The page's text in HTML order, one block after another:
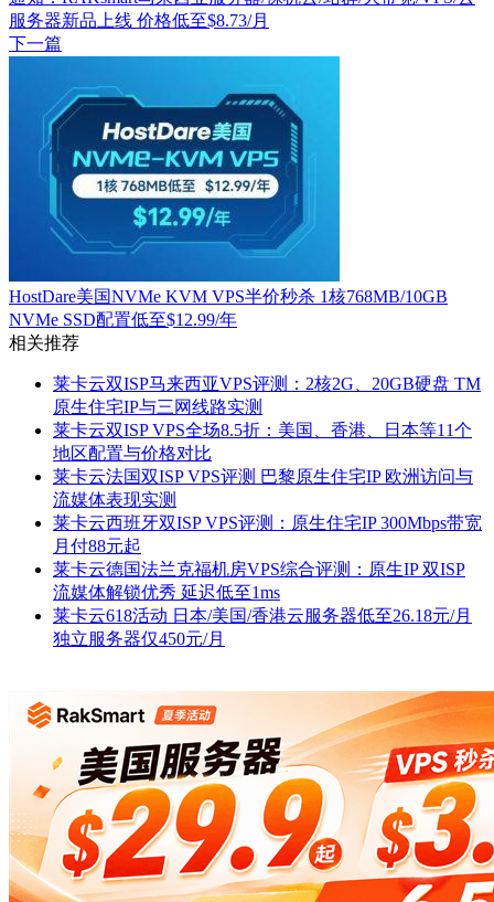
服务器新品上线 价格低至$8.73/月
下一篇
HostDare美国NVMe KVM VPS半价秒杀 1核768MB/10GB
NVMe SSD配置低至$12.99/年
相关推荐
莱卡云双ISP马来西亚VPS评测：2核2G、20GB硬盘 TM
原生住宅IP与三网线路实测
莱卡云双ISP VPS全场8.5折：美国、香港、日本等11个
地区配置与价格对比
莱卡云法国双ISP VPS评测 巴黎原生住宅IP 欧洲访问与
流媒体表现实测
莱卡云西班牙双ISP VPS评测：原生住宅IP 300Mbps带宽
月付88元起
莱卡云德国法兰克福机房VPS综合评测：原生IP 双ISP
流媒体解锁优秀 延迟低至1ms
莱卡云618活动 日本/美国/香港云服务器低至26.18元/月
独立服务器仅450元/月